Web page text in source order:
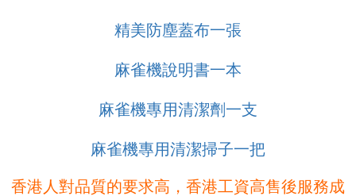
精美防塵蓋布一張
麻雀機說明書一本
麻雀機專用清潔劑一支
麻雀機專用清潔掃子一把
香港人對品質的要求高，香港工資高售後服務成